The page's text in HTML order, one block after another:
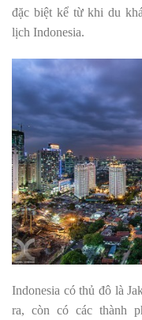
đặc biệt kể từ khi du
lịch Indonesia.
Indonesia có thủ đô là
ra, còn có các thành